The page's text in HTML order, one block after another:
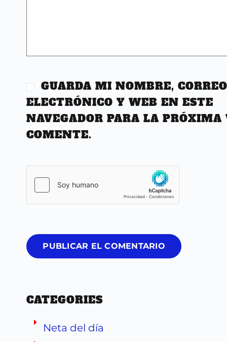
GUARDA MI NOMBRE, CORREO
ELECTRÓNICO Y WEB EN ESTE
NAVEGADOR PARA LA PRÓXIMA
COMENTE.
PUBLICAR EL COMENTARIO
CATEGORIES
Neta del día